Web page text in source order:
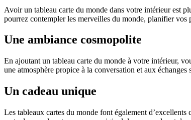
Avoir un tableau carte du monde dans votre intérieur est
pourrez contempler les merveilles du monde, planifier vos
Une ambiance cosmopolite
En ajoutant un tableau carte du monde à votre intérieur,
une atmosphère propice à la conversation et aux
Un cadeau unique
Les tableaux cartes du monde font également